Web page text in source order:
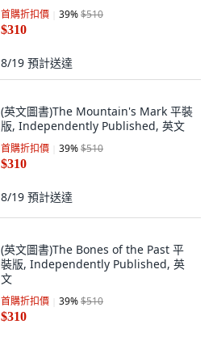
首購折扣價 39%$510
$310
8/19 預計送達
(英文圖書)The Mountain's Mark 平裝
版, Independently Published, 英文
首購折扣價 39%$510
$310
8/19 預計送達
(英文圖書)The Bones of the Past 平
裝版, Independently Published, 英
文
首購折扣價 39%$510
$310